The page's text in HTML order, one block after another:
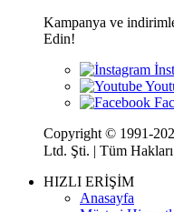
Kampanya ve
Edin!
Copyright © 1991-
Ltd. Şti. | Tüm
HIZLI ERİŞİM
Anasayfa